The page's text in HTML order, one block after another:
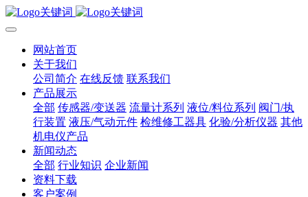
网站首页
关于我们
公司简介 在线反馈 联系我们
产品展示
全部 传感器/变送器 流量计系列 液位/料位系列 阀门/执
行装置 液压/气动元件 检维修工器具 化验/分析仪器 其他
机电仪产品
新闻动态
全部 行业知识 企业新闻
资料下载
客户案例